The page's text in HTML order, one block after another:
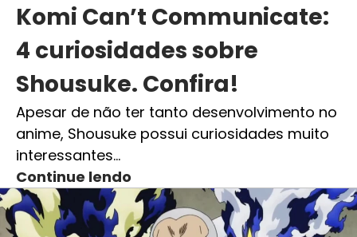
Komi Can’t Communicate:
4 curiosidades sobre
Shousuke. Confira!
Apesar de não ter tanto desenvolvimento no
anime, Shousuke possui curiosidades muito
interessantes…
Continue lendo